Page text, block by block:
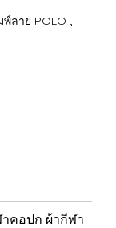
พ์ลาย POLO ,
คอปก ผ้ากีฬา